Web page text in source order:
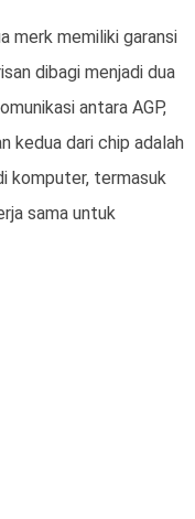
merk memiliki garansi
dibagi menjadi dua
antara AGP,
kedua dari chip adalah
komputer, termasuk
sama untuk